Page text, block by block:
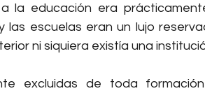
la educación era
las escuelas eran un lujo
ni siquiera existía una
excluidas de toda